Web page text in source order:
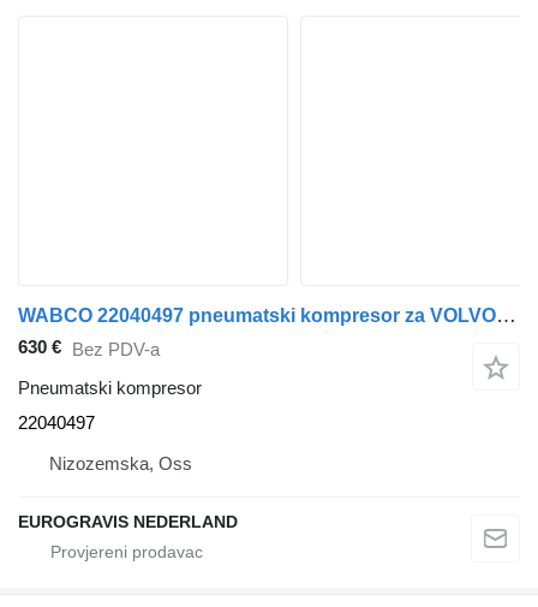
WABCO 22040497 pneumatski kompresor za VOLVO, RENAULT tegljača
630 € Bez PDV-a
Pneumatski kompresor
22040497
Nizozemska, Oss
EUROGRAVIS NEDERLAND